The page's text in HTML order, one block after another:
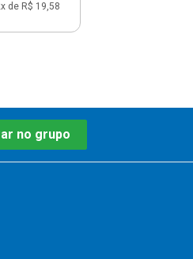
de R$ 19,58
no grupo